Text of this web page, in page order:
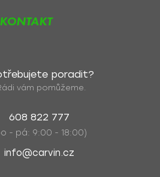
KONTAKT
poradit?
vám pomůžeme.
608 822 777
- pá: 9:00 - 18:00)
info@carvin.cz